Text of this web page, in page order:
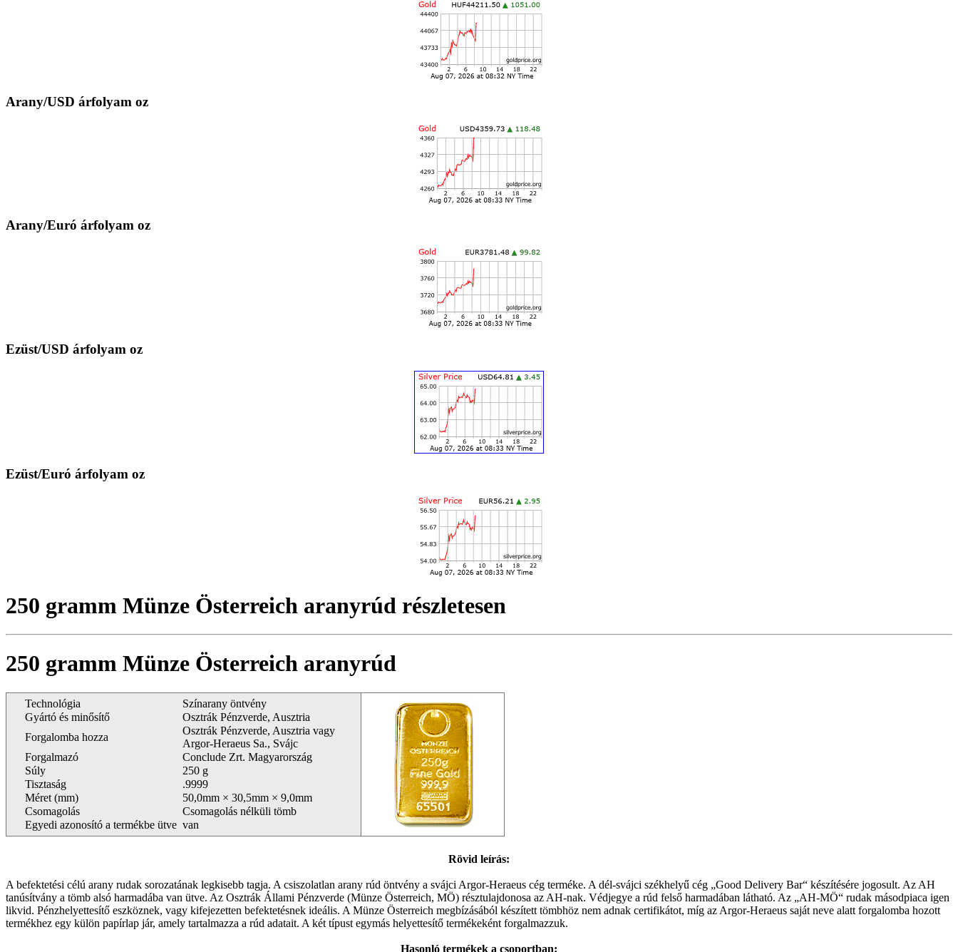
Arany/USD árfolyam oz
Arany/Euró árfolyam oz
Ezüst/USD árfolyam oz
Ezüst/Euró árfolyam oz
250 gramm Münze Österreich aranyrúd részletesen
250 gramm Münze Österreich aranyrúd
Technológia
Színarany öntvény
Gyártó és minősítő
Osztrák Pénzverde, Ausztria
Forgalomba hozza
Osztrák Pénzverde, Ausztria vagy
Argor-Heraeus Sa., Svájc
Forgalmazó
Conclude Zrt. Magyarország
Súly
250 g
Tisztaság
.9999
Méret (mm)
50,0mm × 30,5mm × 9,0mm
Csomagolás
Csomagolás nélküli tömb
Egyedi azonosító a termékbe ütve van
Rövid leírás:
A befektetési célú arany rudak sorozatának legkisebb tagja. A csiszolatlan arany rúd öntvény a svájci Argor-Heraeus cég terméke. A dél-svájci székhelyű cég „Good Delivery Bar“ készítésére jogosult. Az AH
tanúsítvány a tömb alsó harmadába van ütve. Az Osztrák Állami Pénzverde (Münze Österreich, MÖ) résztulajdonosa az AH-nak. Védjegye a rúd felső harmadában látható. Az „AH-MÖ“ rudak másodpiaca igen
likvid. Pénzhelyettesítő eszköznek, vagy kifejezetten befektetésnek ideális. A Münze Österreich megbízásából készített tömbhöz nem adnak certifikátot, míg az Argor-Heraeus saját neve alatt forgalomba hozott
termékhez egy külön papírlap jár, amely tartalmazza a rúd adatait. A két típust egymás helyettesítő termékeként forgalmazzuk.
Hasonló termékek a csoportban: